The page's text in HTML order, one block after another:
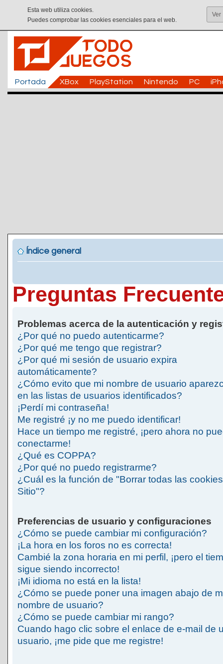
Esta web utiliza cookies.
Puedes comprobar las cookies esenciales para el web.
Ver
Portada XBox PlayStation Nintendo PC
Índice general
Preguntas
Problemas acerca de la autenticación y
¿Por qué no puedo autenticarme?
¿Por qué me tengo que registrar?
¿Por qué mi sesión de usuario expira
automáticamente?
¿Cómo evito que mi nombre de usuario
en las listas de usuarios identificados?
¡Perdí mi contraseña!
Me registré ¡y no me puedo identificar!
Hace un tiempo me registré, ¡pero ahora no
conectarme!
¿Qué es COPPA?
¿Por qué no puedo registrarme?
¿Cuál es la función de "Borrar todas las
Sitio"?
Preferencias de usuario y configuraciones
¿Cómo se puede cambiar mi configuración?
¡La hora en los foros no es correcta!
Cambié la zona horaria en mi perfil, ¡pero el
sigue siendo incorrecto!
¡Mi idioma no está en la lista!
¿Cómo se puede poner una imagen abajo de
nombre de usuario?
¿Cómo se puede cambiar mi rango?
Cuando hago clic sobre el enlace de e-mail de
usuario, ¡me pide que me registre!